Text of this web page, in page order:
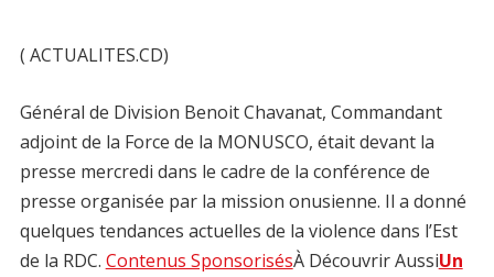
( ACTUALITES.CD)
Général de Division Benoit Chavanat, Commandant
adjoint de la Force de la MONUSCO, était devant la
presse mercredi dans le cadre de la conférence de
presse organisée par la mission onusienne. Il a donné
quelques tendances actuelles de la violence dans l’Est
de la RDC. Contenus SponsorisésÀ Découvrir AussiUn